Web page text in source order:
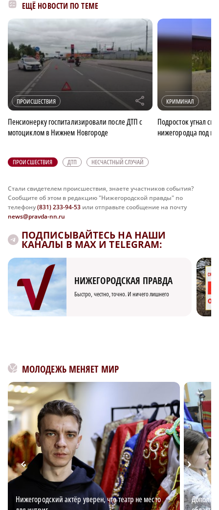
ЕЩЁ НОВОСТИ ПО ТЕМЕ
ПРОИСШЕСТВИЯ r
Пенсионерку госпитализировали после ДТП с
мотоциклом в Нижнем Новгороде
КРИМИНАЛ
Подросток угнал
нижегородца под
ПРОИСШЕСТВИЯ ДТП НЕСЧАСТНЫЙ СЛУЧАЙ
Стали свидетелем происшествия, знаете участников события?
Сообщите об этом в редакцию "Нижегородской правды" по
телефону(831) 233-94-53 или отправьте сообщение на почту
news@pravda-nn.ru
ПОДПИСЫВАЙТЕСЬ НА НАШИ
КАНАЛЫ В MAX И TELEGRAM:
НИЖЕГОРОДСКАЯ ПРАВДА
Быстро, честно, точно. И ничего лишнего
МОЛОДЕЖЬ МЕНЯЕТ МИР
Нижегородский актёр уверен, что театр не место